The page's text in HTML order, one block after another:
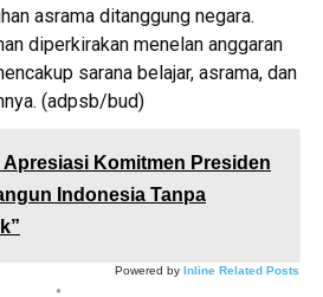
asrama ditanggung negara.
diperkirakan menelan anggaran
sarana belajar, asrama, dan
(adpsb/bud)
Apresiasi Komitmen Presiden
Indonesia Tanpa
Powered by Inline Related Posts
*